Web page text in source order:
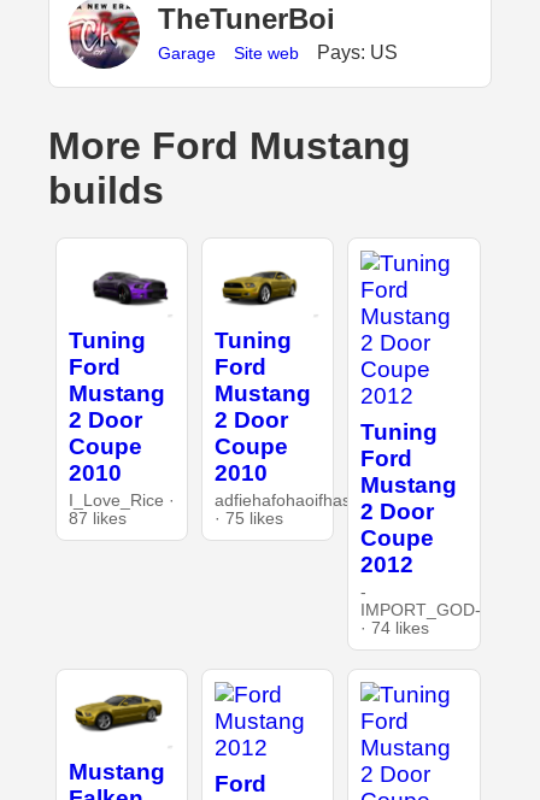
TheTunerBoi
Garage Site web Pays: US
More Ford Mustang
builds
Tuning
Ford
Mustang
2 Door
Coupe
2010
I_Love_Rice ·
87 likes
Tuning
Ford
Mustang
2 Door
Coupe
2010
adfiehafohaoifhasd
· 75 likes
Tuning
Ford
Mustang
2 Door
Coupe
2012
-
IMPORT_GOD-
· 74 likes
Mustang
Ford